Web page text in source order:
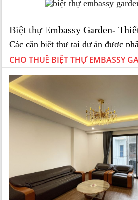
Biệt thựEmbassy Garden-
Các căn biệt thự tại dự án được
căn shophouse. Hai mặt trái và
nội khu và đường Nguyễn Văn
có diện tích từ 225 – 400m2 và
Tổng số lô biệt thự tại dự án là 53
yếu khu vực trung tâm khu.
CHO THUÊ BIỆT THỰ EMBASSY